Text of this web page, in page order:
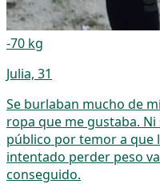
-70 kg
Julia, 31
Se burlaban mucho de
ropa que me gustaba.
público por temor a que
intentado perder peso
conseguido.